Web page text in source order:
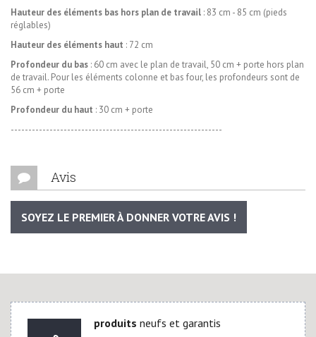
Hauteur des éléments bas hors plan de travail : 83 cm - 85 cm (pieds
réglables)
Hauteur des éléments haut : 72 cm
Profondeur du bas : 60 cm avec le plan de travail, 50 cm + porte hors plan
de travail. Pour les éléments colonne et bas four, les profondeurs sont de
56 cm + porte
Profondeur du haut : 30 cm + porte
------------------------------------------------------------
Avis
SOYEZ LE PREMIER À DONNER VOTRE AVIS !
produits neufs et garantis